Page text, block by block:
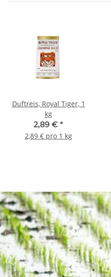
Duftreis, Royal Tiger, 1
kg
2,89 € *
2,89 € pro 1 kg